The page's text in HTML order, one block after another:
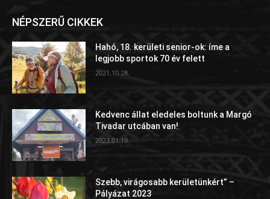
NÉPSZERŰ CIKKEK
Hahó, 18. kerületi senior-ok: íme a
legjobb sportok 70 év felett
2021.10.28.
Kedvenc állat eledeles boltunk a Margó
Tivadar utcában van!
2023.01.19.
Szebb, virágosabb kerületünkért” –
Pályázat 2023